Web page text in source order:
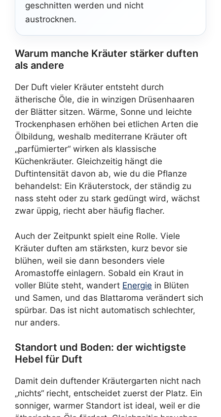
geschnitten werden und nicht
austrocknen.
Warum manche Kräuter stärker duften
als andere
Der Duft vieler Kräuter entsteht durch
ätherische Öle, die in winzigen Drüsenhaaren
der Blätter sitzen. Wärme, Sonne und leichte
Trockenphasen erhöhen bei etlichen Arten die
Ölbildung, weshalb mediterrane Kräuter oft
„parfümierter“ wirken als klassische
Küchenkräuter. Gleichzeitig hängt die
Duftintensität davon ab, wie du die Pflanze
behandelst: Ein Kräuterstock, der ständig zu
nass steht oder zu stark gedüngt wird, wächst
zwar üppig, riecht aber häufig flacher.
Auch der Zeitpunkt spielt eine Rolle. Viele
Kräuter duften am stärksten, kurz bevor sie
blühen, weil sie dann besonders viele
Aromastoffe einlagern. Sobald ein Kraut in
voller Blüte steht, wandert Energie in Blüten
und Samen, und das Blattaroma verändert sich
spürbar. Das ist nicht automatisch schlechter,
nur anders.
Standort und Boden: der wichtigste
Hebel für Duft
Damit dein duftender Kräutergarten nicht nach
„nichts“ riecht, entscheidet zuerst der Platz. Ein
sonniger, warmer Standort ist ideal, weil er die